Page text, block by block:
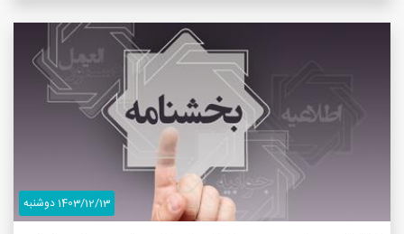
1403/12/13 دوشنبه